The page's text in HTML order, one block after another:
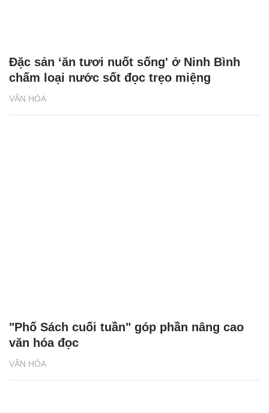
VĂN HÓA
Đặc sản ‘ăn tươi nuốt sống' ở Ninh Bình
chấm loại nước sốt đọc trẹo miệng
VĂN HÓA
"Phố Sách cuối tuần" góp phần nâng cao
văn hóa đọc